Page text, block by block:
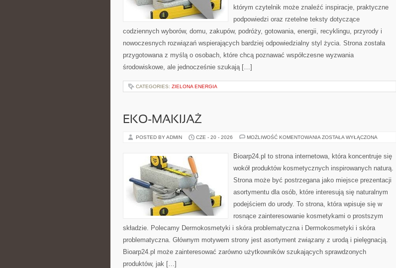
którym czytelnik może znaleźć inspiracje, praktyczne
podpowiedzi oraz rzetelne teksty dotyczące
codziennych wyborów, domu, zakupów, podróży, gotowania, energii, recyklingu, przyrody i
nowoczesnych rozwiązań wspierających bardziej odpowiedzialny styl życia. Strona została
przygotowana z myślą o osobach, które chcą poznawać współczesne wyzwania
środowiskowe, ale jednocześnie szukają […]
CATEGORIES: ZIELONA ENERGIA
EKO-MAKIJAŻ
POSTED BY ADMIN CZE - 20 - 2026 MOŻLIWOŚĆ KOMENTOWANIA EKO-
ZOSTAŁA WYŁĄCZONA
Bioarp24.pl to strona internetowa, która koncentruje się
wokół produktów kosmetycznych inspirowanych naturą.
Strona może być postrzegana jako miejsce prezentacji
asortymentu dla osób, które interesują się naturalnym
podejściem do urody. To strona, która wpisuje się w
rosnące zainteresowanie kosmetykami o prostszym
składzie. Polecamy Dermokosmetyki i skóra problematyczna i Dermokosmetyki i skóra
problematyczna. Głównym motywem strony jest asortyment związany z urodą i pielęgnacją.
Bioarp24.pl może zainteresować zarówno użytkowników szukających sprawdzonych
produktów, jak […]